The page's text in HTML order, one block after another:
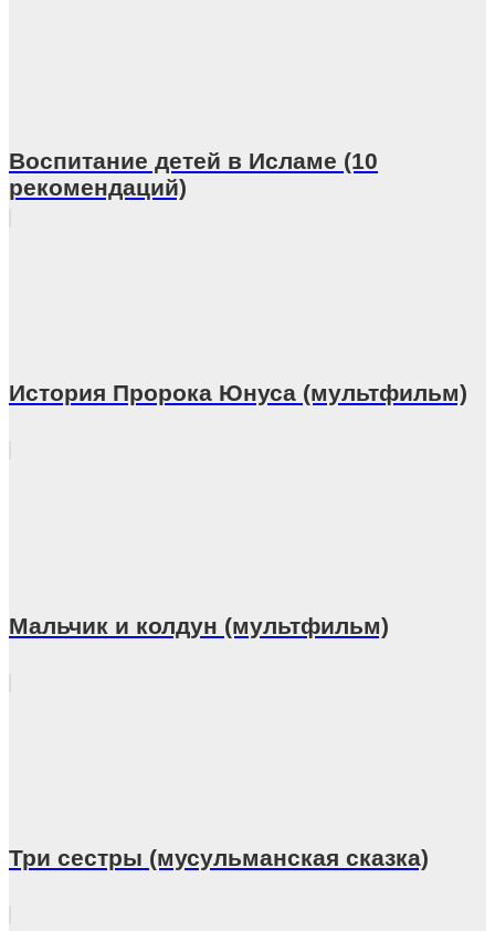
Воспитание детей в Исламе (10
рекомендаций)
История Пророка Юнуса (мультфильм)
Мальчик и колдун (мультфильм)
Три сестры (мусульманская сказка)